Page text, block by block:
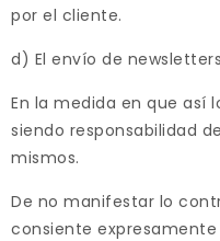
por el cliente.
d) El envío de
En la medida en que así
siendo responsabilidad
mismos.
De no manifestar lo
consiente